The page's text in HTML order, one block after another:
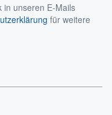
in unseren E-Mails
für weitere